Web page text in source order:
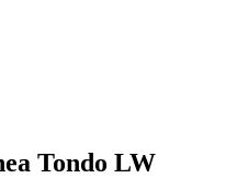
Tondo LW